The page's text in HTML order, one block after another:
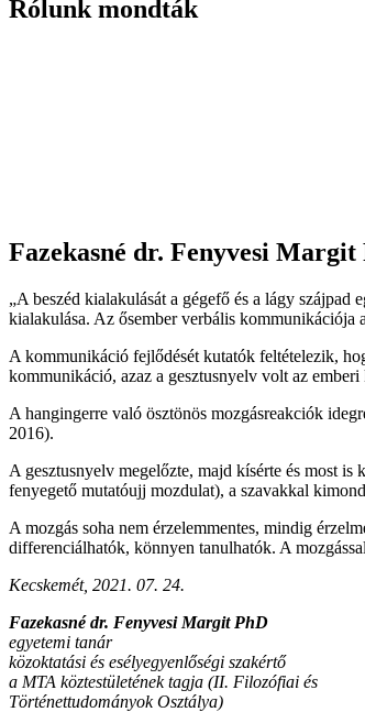
Rólunk mondták
Fazekasné dr. Fenyvesi Margit
„A beszéd kialakulását a gégefő és a lágy
kialakulása. Az ősember verbális kommunikációja
A kommunikáció fejlődését kutatók feltételezik,
kommunikáció, azaz a gesztusnyelv volt az
A hangingerre való ösztönös mozgásreakciók
2016).
A gesztusnyelv megelőzte, majd kísérte és most
fenyegető mutatóujj mozdulat), a szavakkal
A mozgás soha nem érzelemmentes, mindig
differenciálhatók, könnyen tanulhatók. A
Kecskemét, 2021. 07. 24.
Fazekasné dr. Fenyvesi Margit PhD
egyetemi tanár
közoktatási és esélyegyenlőségi szakértő
a MTA köztestületének tagja (II. Filozófiai és
Történettudományok Osztálya)